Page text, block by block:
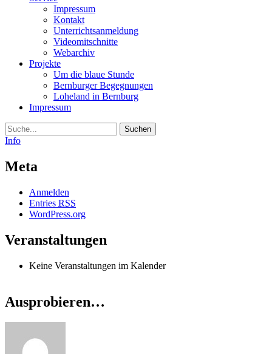
Impressum
Kontakt
Unterrichtsanmeldung
Videomitschnitte
Webarchiv
Projekte
Um die blaue Stunde
Bernburger Begegnungen
Loheland in Bernburg
Impressum
Suche
Info
Meta
Anmelden
Entries RSS
WordPress.org
Veranstaltungen
Keine Veranstaltungen im Kalender
Ausprobieren…